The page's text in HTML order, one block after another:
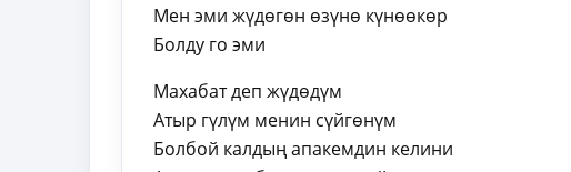
Мен эми жүдөгөн өзүнө күнөөкөр
Болду го эми
Махабат деп жүдөдүм
Атыр гүлүм менин сүйгөнүм
Болбой калдың апакемдин келини